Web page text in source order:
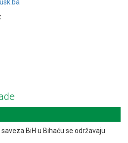
BiH u Bihaću se održavaju